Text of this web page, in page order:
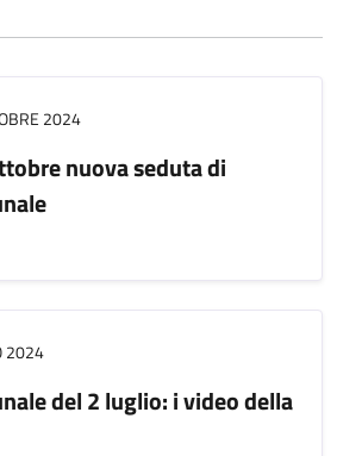
2024
nuova seduta di
2024
del 2 luglio: i video della